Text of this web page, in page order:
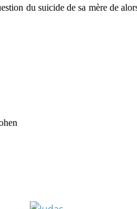
du suicide de sa mère de